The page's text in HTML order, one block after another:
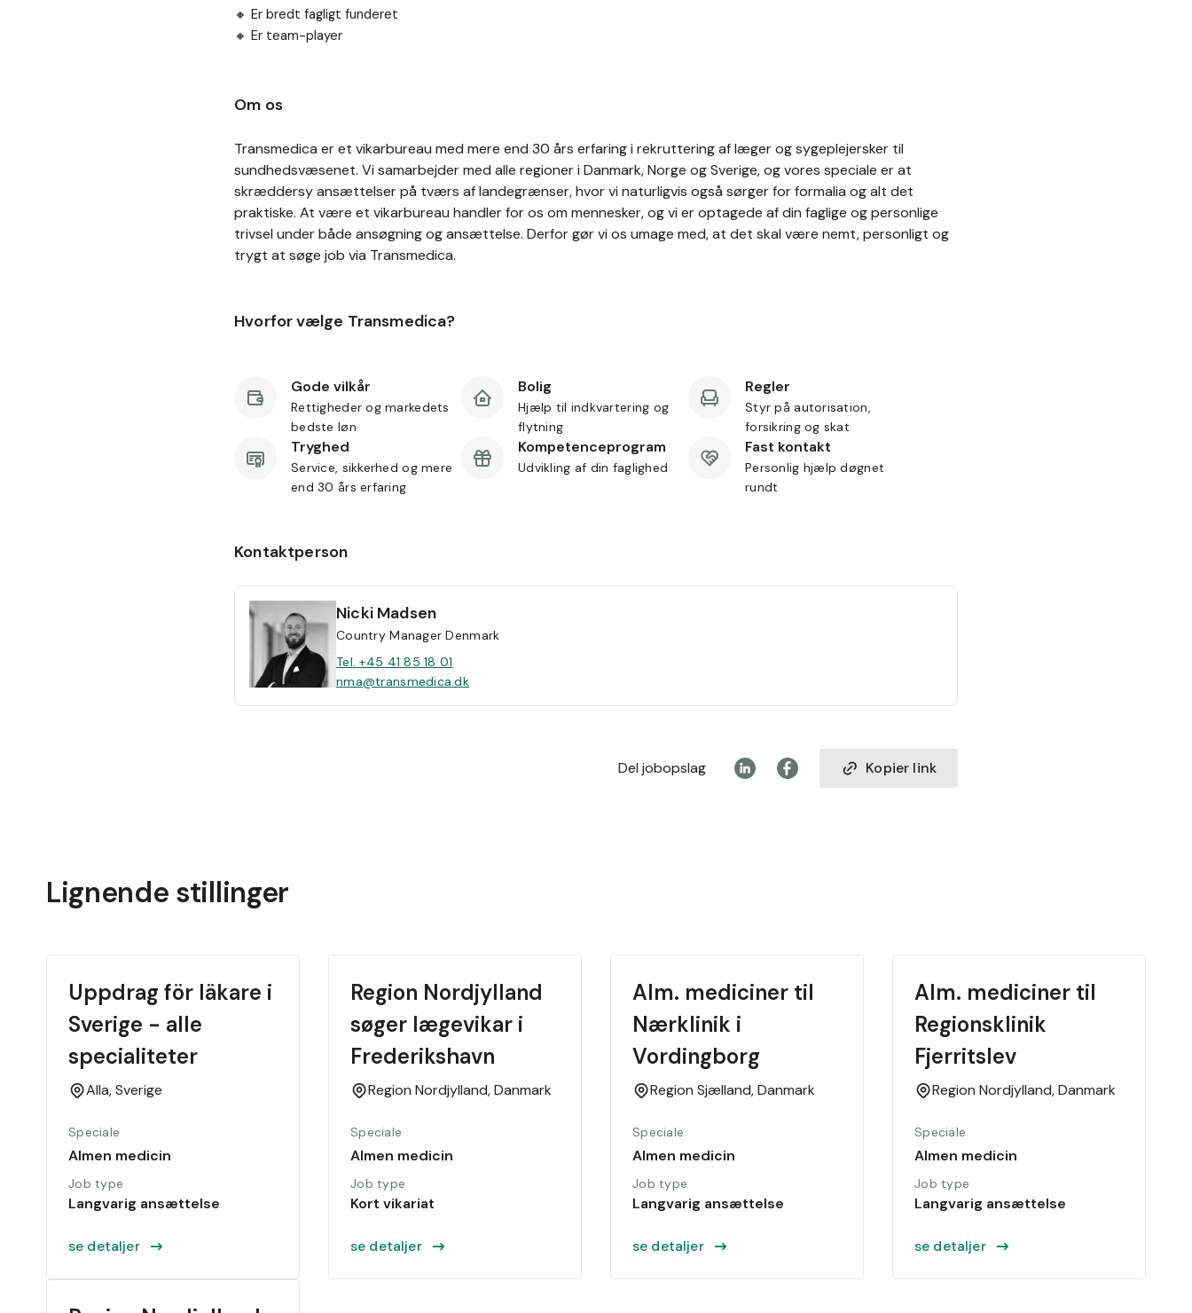
🔸 Er bredt fagligt funderet
🔸 Er team-player
Om os
Transmedica er et vikarbureau med mere end 30 års erfaring i rekruttering af læger og sygeplejersker til
sundhedsvæsenet. Vi samarbejder med alle regioner i Danmark, Norge og Sverige, og vores speciale er at
skræddersy ansættelser på tværs af landegrænser, hvor vi naturligvis også sørger for formalia og alt det
praktiske. At være et vikarbureau handler for os om mennesker, og vi er optagede af din faglige og personlige
trivsel under både ansøgning og ansættelse. Derfor gør vi os umage med, at det skal være nemt, personligt og
trygt at søge job via Transmedica.
Hvorfor vælge Transmedica?
Gode vilkår
Rettigheder og markedets
bedste løn
Bolig
Hjælp til indkvartering og
flytning
Regler
Styr på autorisation,
forsikring og skat
Tryghed
Service, sikkerhed og mere
end 30 års erfaring
Kompetenceprogram
Udvikling af din faglighed
Fast kontakt
Personlig hjælp døgnet
rundt
Kontaktperson
Nicki Madsen
Country Manager Denmark
Tel. +45 41 85 18 01
nma@transmedica.dk
Del jobopslag Kopier link
Lignende stillinger
Uppdrag för läkare i
Sverige - alle
specialiteter
Alla,Sverige
Speciale
Almen medicin
Job type
Langvarig ansættelse
se detaljer
Region Nordjylland
søger lægevikar i
Frederikshavn
Region Nordjylland,Danmark
Speciale
Almen medicin
Job type
Kort vikariat
se detaljer
Alm. mediciner til
Nærklinik i
Vordingborg
Region Sjælland,Danmark
Speciale
Almen medicin
Job type
Langvarig ansættelse
se detaljer
Alm. mediciner til
Regionsklinik
Fjerritslev
Region Nordjylland,Danmark
Speciale
Almen medicin
Job type
Langvarig ansættelse
se detaljer